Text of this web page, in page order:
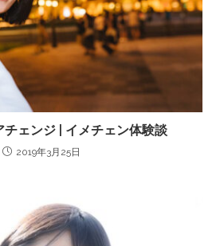
チェンジ | イメチェン体験談
2019年3月25日